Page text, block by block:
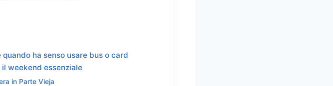
ha senso usare bus o card
il weekend essenziale
in Parte Vieja